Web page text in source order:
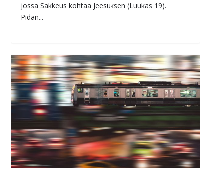
jossa Sakkeus kohtaa Jeesuksen (Luukas 19).
Pidän...